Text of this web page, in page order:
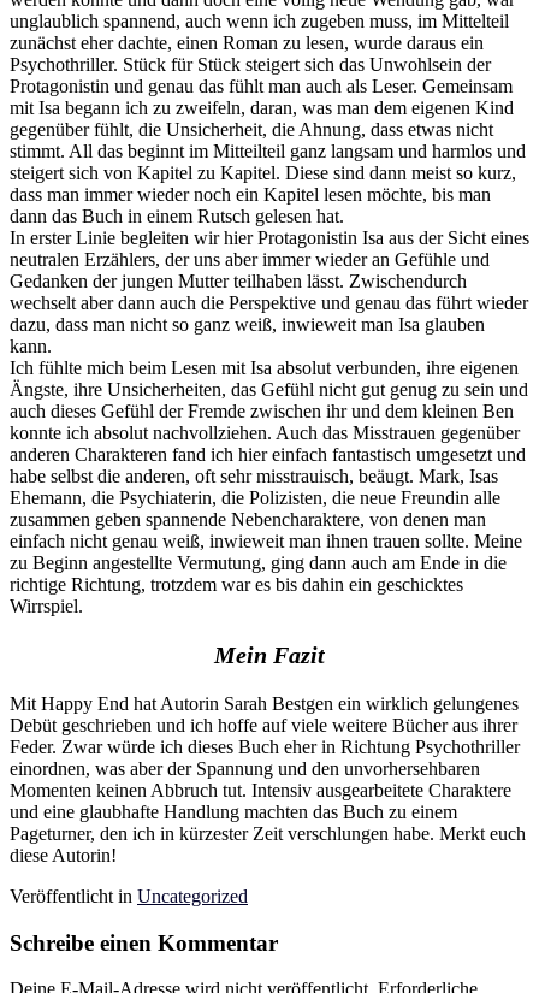
unglaublich spannend, auch wenn ich zugeben muss, im Mittelteil
zunächst eher dachte, einen Roman zu lesen, wurde daraus ein
Psychothriller. Stück für Stück steigert sich das Unwohlsein der
Protagonistin und genau das fühlt man auch als Leser. Gemeinsam
mit Isa begann ich zu zweifeln, daran, was man dem eigenen Kind
gegenüber fühlt, die Unsicherheit, die Ahnung, dass etwas nicht
stimmt. All das beginnt im Mitteilteil ganz langsam und harmlos und
steigert sich von Kapitel zu Kapitel. Diese sind dann meist so kurz,
dass man immer wieder noch ein Kapitel lesen möchte, bis man
dann das Buch in einem Rutsch gelesen hat.
In erster Linie begleiten wir hier Protagonistin Isa aus der Sicht eines
neutralen Erzählers, der uns aber immer wieder an Gefühle und
Gedanken der jungen Mutter teilhaben lässt. Zwischendurch
wechselt aber dann auch die Perspektive und genau das führt wieder
dazu, dass man nicht so ganz weiß, inwieweit man Isa glauben
kann.
Ich fühlte mich beim Lesen mit Isa absolut verbunden, ihre eigenen
Ängste, ihre Unsicherheiten, das Gefühl nicht gut genug zu sein und
auch dieses Gefühl der Fremde zwischen ihr und dem kleinen Ben
konnte ich absolut nachvollziehen. Auch das Misstrauen gegenüber
anderen Charakteren fand ich hier einfach fantastisch umgesetzt und
habe selbst die anderen, oft sehr misstrauisch, beäugt. Mark, Isas
Ehemann, die Psychiaterin, die Polizisten, die neue Freundin alle
zusammen geben spannende Nebencharaktere, von denen man
einfach nicht genau weiß, inwieweit man ihnen trauen sollte. Meine
zu Beginn angestellte Vermutung, ging dann auch am Ende in die
richtige Richtung, trotzdem war es bis dahin ein geschicktes
Wirrspiel.
Mein Fazit
Mit Happy End hat Autorin Sarah Bestgen ein wirklich gelungenes
Debüt geschrieben und ich hoffe auf viele weitere Bücher aus ihrer
Feder. Zwar würde ich dieses Buch eher in Richtung Psychothriller
einordnen, was aber der Spannung und den unvorhersehbaren
Momenten keinen Abbruch tut. Intensiv ausgearbeitete Charaktere
und eine glaubhafte Handlung machten das Buch zu einem
Pageturner, den ich in kürzester Zeit verschlungen habe. Merkt euch
diese Autorin!
Veröffentlicht in Uncategorized
Schreibe einen Kommentar